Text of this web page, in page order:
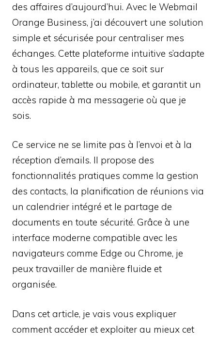
des affaires d’aujourd’hui. Avec le Webmail
Orange Business, j’ai découvert une solution
simple et sécurisée pour centraliser mes
échanges. Cette plateforme intuitive s’adapte
à tous les appareils, que ce soit sur
ordinateur, tablette ou mobile, et garantit un
accès rapide à ma messagerie où que je
sois.
Ce service ne se limite pas à l’envoi et à la
réception d’emails. Il propose des
fonctionnalités pratiques comme la gestion
des contacts, la planification de réunions via
un calendrier intégré et le partage de
documents en toute sécurité. Grâce à une
interface moderne compatible avec les
navigateurs comme Edge ou Chrome, je
peux travailler de manière fluide et
organisée.
Dans cet article, je vais vous expliquer
comment accéder et exploiter au mieux cet